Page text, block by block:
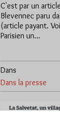
C'est par un
Blevennec paru
(article payant.
Parisien un…
Dans
Dans la presse